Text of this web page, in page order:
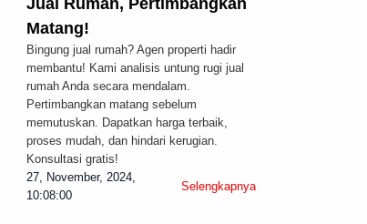
Jual Rumah, Pertimbangkan
Matang!
Bingung jual rumah? Agen properti hadir
membantu! Kami analisis untung rugi jual
rumah Anda secara mendalam.
Pertimbangkan matang sebelum
memutuskan. Dapatkan harga terbaik,
proses mudah, dan hindari kerugian.
Konsultasi gratis!
27, November, 2024,
10:08:00
Selengkapnya